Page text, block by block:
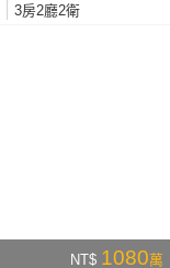
3房2廳2衛
NT$ 1080萬